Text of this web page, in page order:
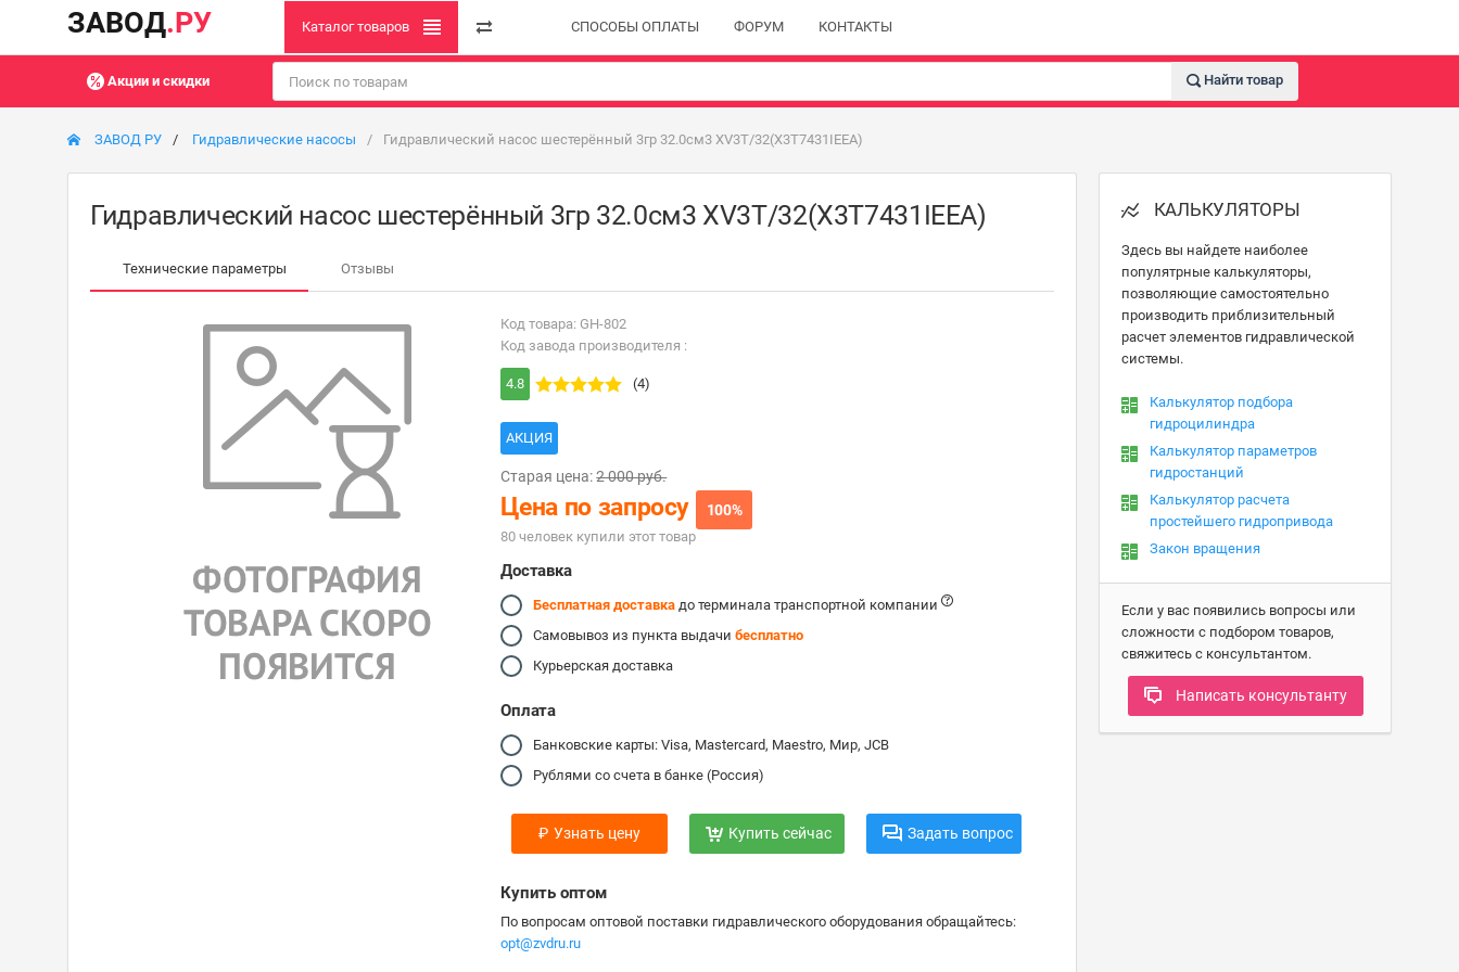
ЗАВОД.РУ Каталог товаров СПОСОБЫ ОПЛАТЫ ФОРУМ КОНТАКТЫ
Акции и скидки Найти товар
ЗАВОД РУ Гидравлические насосы Гидравлический насос шестерённый 3гр 32.0см3 XV3T/32(X3T7431IEEA)
Гидравлический насос шестерённый 3гр 32.0см3 XV3T/32(X3T7431IEEA)
Технические параметры Отзывы
Код товара: GH-802
Код завода производителя :
4.8 (4)
АКЦИЯ
Старая цена:2 000 руб.
Цена по запросу 100%
80 человек купили этот товар
Доставка
Бесплатная доставка до терминала транспортной компании
Самовывоз из пункта выдачибесплатно
Курьерская доставка
Оплата
Банковские карты: Visa, Mastercard, Maestro, Мир, JCB
Рублями со счета в банке (Россия)
₽ Узнать цену Купить сейчас Задать вопрос
Купить оптом
По вопросам оптовой поставки гидравлического оборудования обращайтесь:
opt@zvdru.ru
КАЛЬКУЛЯТОРЫ
Здесь вы найдете наиболее
популятрные калькуляторы,
позволяющие самостоятельно
производить приблизительный
расчет элементов гидравлической
системы.
Калькулятор подбора
гидроцилиндра
Калькулятор параметров
гидростанций
Калькулятор расчета
простейшего гидропривода
Закон вращения
Если у вас появились вопросы или
сложности с подбором товаров,
свяжитесь с консультантом.
Написать консультанту